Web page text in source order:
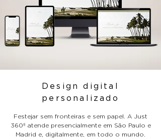
Design digital
personalizado
Festejar sem fronteiras e sem papel. A Just
360º atende presencialmente em São Paulo e
Madrid e, digitalmente, em todo o mundo.